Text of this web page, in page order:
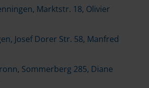
Marktstr. 18, Olivier
Josef Dorer Str. 58, Manfred
Sommerberg 285, Diane